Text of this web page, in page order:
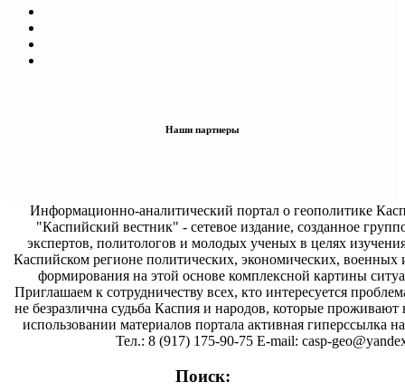
Наши партнеры
Информационно-аналитический портал о геополитике
"Каспийский вестник" - сетевое издание, созданное
экспертов, политологов и молодых ученых в целях
Каспийском регионе политических, экономических, военных
формирования на этой основе комплексной картины
Приглашаем к сотрудничеству всех, кто интересуется
не безразлична судьба Каспия и народов, которые проживают
использовании материалов портала активная гиперссылка на
Тел.: 8 (917) 175-90-75 E-mail: casp-
Поиск: